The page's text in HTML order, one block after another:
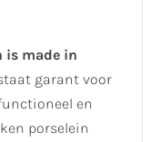
is made in
garant voor
en
porselein